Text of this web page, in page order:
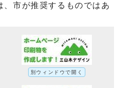
、市が推奨するものではあ
別ウィンドウで開く